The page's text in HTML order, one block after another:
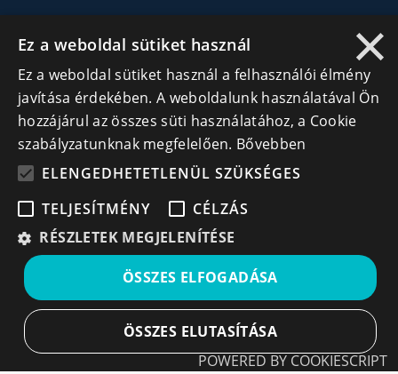
Lépj kapcsolatba velünk
info@cegek.ro
+40 740 856 970
Iratkozz fel hírlevelünkre!
legfontosabb üzleti információkkal! A feliratkozás
egyszerű és gyors illetve bármikor leiratkozhatsz, ha úgy
×
Ez a weboldal sütiket használ
Ez a weboldal sütiket használ a felhasználói élmény
javítása érdekében. A weboldalunk használatával Ön
hozzájárul az összes süti használatához, a Cookie
szabályzatunknak megfelelően. Bővebben
ELENGEDHETETLENÜL SZÜKSÉGES
TELJESÍTMÉNY
CÉLZÁS
RÉSZLETEK MEGJELENÍTÉSE
ÖSSZES ELFOGADÁSA
ÖSSZES ELUTASÍTÁSA
POWERED BY COOKIESCRIPT